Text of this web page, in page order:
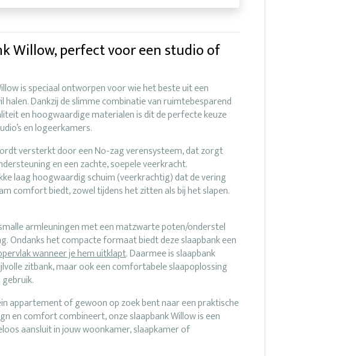
Willow, perfect voor een studio of
is speciaal ontworpen voor wie het beste uit een
Dankzij de slimme combinatie van ruimtebesparend
en hoogwaardige materialen is dit de perfecte keuze
en logeerkamers.
versterkt door een No-zag verensysteem, dat zorgt
en een zachte, soepele veerkracht.
laag hoogwaardig schuim (veerkrachtig) dat de vering
comfort biedt, zowel tijdens het zitten als bij het slapen.
armleuningen met een matzwarte poten/onderstel
Ondanks het compacte formaat biedt deze slaapbank een
wanneer je hem uitklapt. Daarmee is slaapbank
zitbank, maar ook een comfortabele slaapoplossing
appartement of gewoon op zoek bent naar een praktische
en comfort combineert, onze slaapbank Willow is een
aansluit in jouw woonkamer, slaapkamer of